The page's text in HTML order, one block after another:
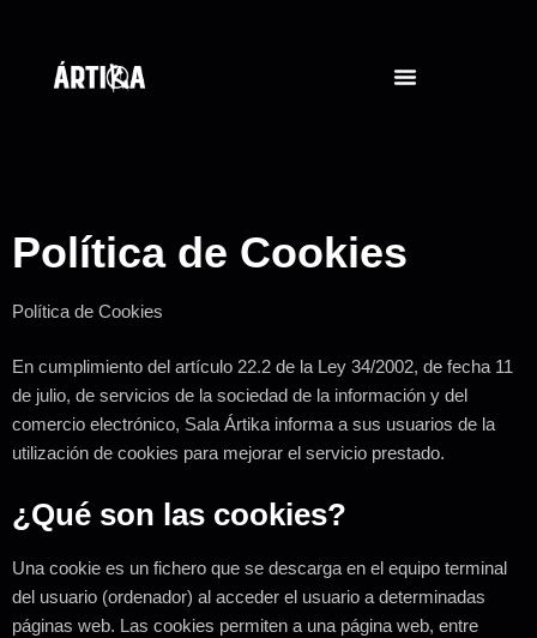
Política de Cookies
Política de Cookies
En cumplimiento del artículo 22.2 de la Ley 34/2002, de fecha 11
de julio, de servicios de la sociedad de la información y del
comercio electrónico, Sala Ártika informa a sus usuarios de la
utilización de cookies para mejorar el servicio prestado.
¿Qué son las cookies?
Una cookie es un fichero que se descarga en el equipo terminal
del usuario (ordenador) al acceder el usuario a determinadas
páginas web. Las cookies permiten a una página web, entre